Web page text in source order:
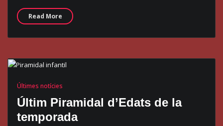
Read More
Últimes notícies
Últim Piramidal d’Edats de la
temporada